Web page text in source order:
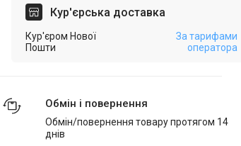
Кур'єрська доставка
Кур'єром Нової
Пошти
За тарифами
оператора
Обмін і повернення
Обмін/повернення товару протягом 14
днів